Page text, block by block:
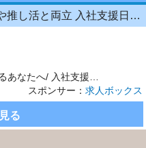
警備員/東京都/中野区松が丘/夢や推し活と両立 入社支援日給13000円 イベント会場などの交通誘導/警備員・警備関連
スポンサー： 求人ボックス
る